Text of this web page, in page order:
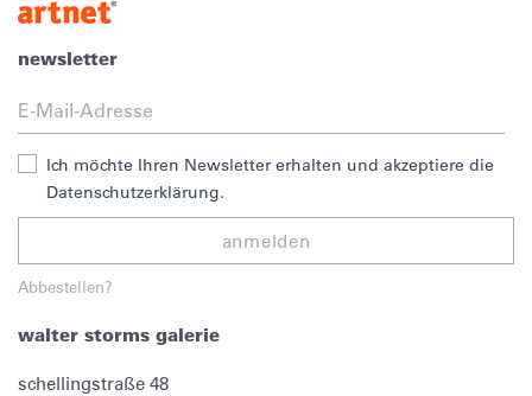
newsletter
Ich möchte Ihren Newsletter erhalten und akzeptiere die
Datenschutzerklärung.
anmelden
Abbestellen?
walter storms galerie
schellingstraße 48